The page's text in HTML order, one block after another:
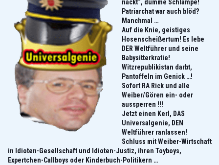
nackt“, dumme Schlampe!
Patriarchat war auch blöd?
Manchmal …
Auf die Knie, geistiges
Hosenscheißertum! Es lebe
DER Weltführer und seine
Babysitterkratie!
Witzrepublikistan darbt,
Pantoffeln im Genick …!
Sofort RA Rick und alle
Weiber/Gören ein- oder
aussperren !!!
Jetzt einen Kerl, DAS
Universalgenie, DEN
Weltführer ranlassen!
Schluss mit Weiber-Wirtschaft
in Idioten-Gesellschaft und Idioten-Justiz, ihren Toyboys,
Expertchen-Callboys oder Kinderbuch-Politikern …